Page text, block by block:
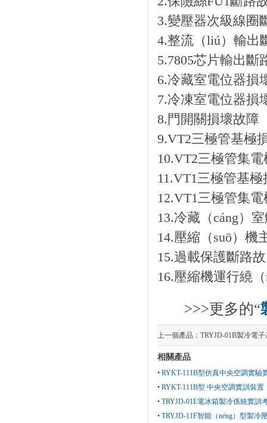
3.變壓器次級線圈
4.整流（liú）輸出
5.7805芯片輸出斷
6.冷藏室電位器損
7.冷凍室電位器損
8.門開關損壞故障
9.VT2三極管基極
10.VT2三極管集
11.VT1三極管基
12.VT1三極管集
13.冷藏（cáng）
14.壓縮（suō）機
15.過載保護斷路
16.壓縮機運行繞
>>>更多的“
上一個產品： TRYJD-01B製冷電
相關產品
• RYKT-111B型仿真中央空調實驗
• RYKT-111B型 中央空調實訓裝置
• TRYJD-01E電冰箱製冷係統實訓
• TRYJD-11F智能（néng）型製冷